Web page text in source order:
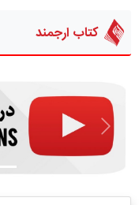
کتاب ارجمند
قبلی